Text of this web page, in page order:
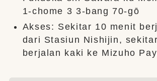
1-chome 3 3-bang 70-gō
Akses: Sekitar 10 menit
dari Stasiun Nishijin,
berjalan kaki ke Mizuho